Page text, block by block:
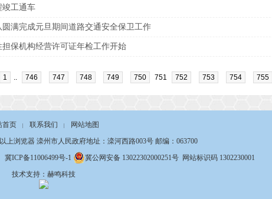
竣工通车
满完成元旦期间道路交通安全保卫工作
保机构经营许可证年检工作开始
1 .. 746 747 748 749 750 751 752 753 754 755
首页 联系我们
网站地图
上浏览器 滦州市人民政府地址：滦河西路003号 邮编：063700
冀ICP备11006499号-1 冀公网安备 13022302000251号网站标识码 1302230001
技术支持：赫鸣科技